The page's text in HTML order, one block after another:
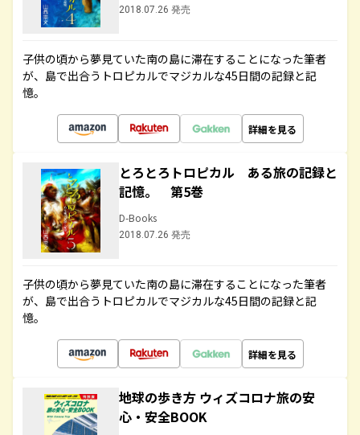
2018.07.26 発売
子供の頃から夢見ていた南の島に滞在することになった筆者
が、島で出合うトロピカルでマジカルな45日間の記録と記
憶。
詳細を見る
とろとろトロピカル ある旅の記録と
記憶。 第5巻
D-Books
2018.07.26 発売
子供の頃から夢見ていた南の島に滞在することになった筆者
が、島で出合うトロピカルでマジカルな45日間の記録と記
憶。
詳細を見る
地球の歩き方 ウィズコロナ旅の安
心・安全BOOK